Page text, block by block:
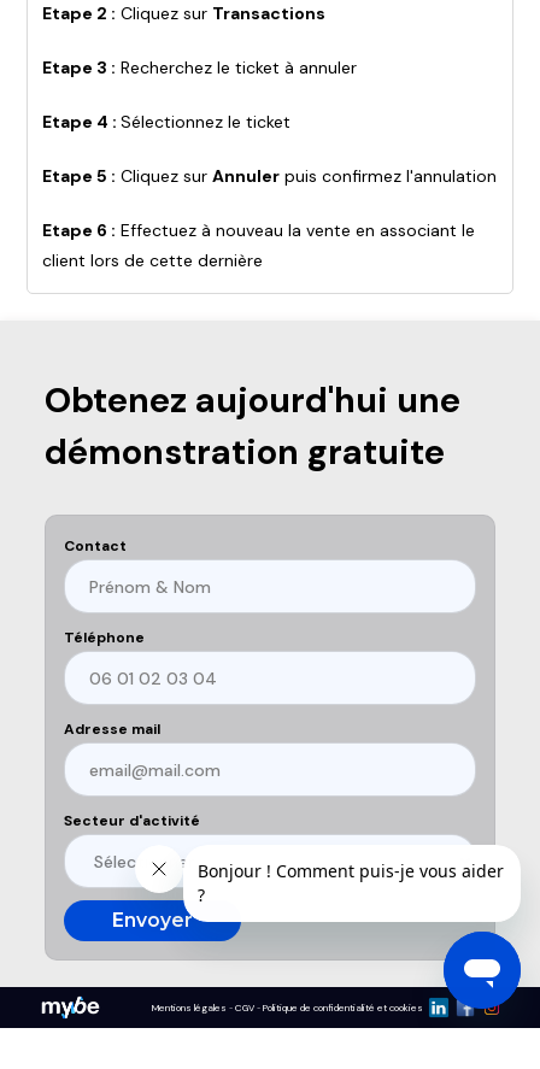
Etape 2 : Cliquez sur Transactions
Etape 3 : Recherchez le ticket à annuler
Etape 4 :Sélectionnez le ticket
Etape 5 : Cliquez surAnnuler puis confirmez l'annulation
Etape 6 : Effectuez à nouveau la vente en associant le
client lors de cette dernière
Obtenez aujourd'hui une
démonstration gratuite
Contact
Téléphone
Adresse mail
Secteur d'activité
Mentions légales - CGV - Politique de confidentialité et cookies